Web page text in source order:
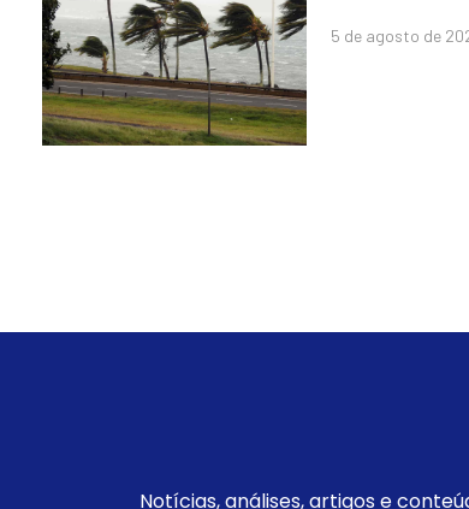
5 de agosto de
Notícias, análises, artigos e